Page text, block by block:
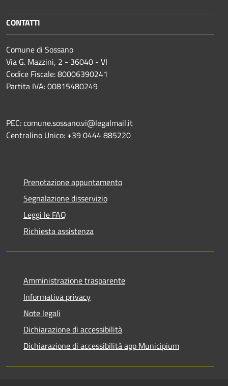
CONTATTI
Comune di Sossano
Via G. Mazzini, 2 - 36040 - VI
Codice Fiscale: 80006390241
Partita IVA: 00815480249
PEC: comune.sossano.vi@legalmail.it
Centralino Unico: +39 0444 885220
Prenotazione appuntamento
Segnalazione disservizio
Leggi le FAQ
Richiesta assistenza
Amministrazione trasparente
Informativa privacy
Note legali
Dichiarazione di accessibilità
Dichiarazione di accessibilità app Municipium